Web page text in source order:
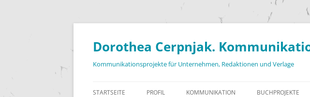
Zum
Dorothea Cerpnjak.
Kommunikationsprojekte für Unternehmen, Redaktionen und Verlage
STARTSEITE PROFIL KOMMUNIKATION BUCHPROJEKTE